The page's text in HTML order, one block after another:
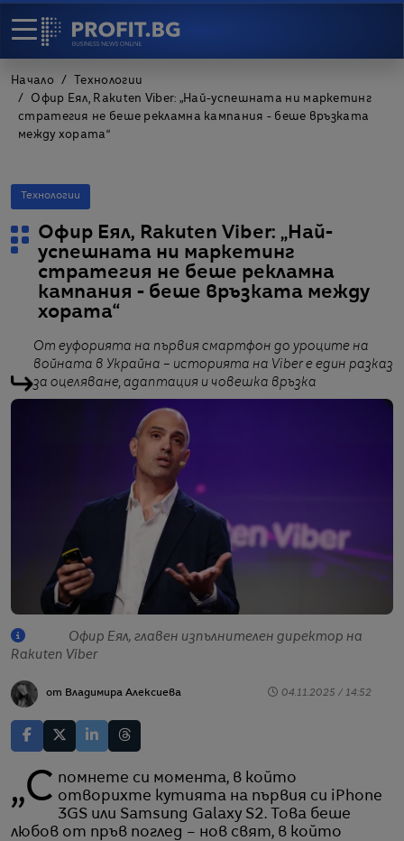
Начало
Технологии
Офир Еял, Rakuten Viber: „Най-успешната ни маркетинг
стратегия не беше рекламна кампания - беше връзката
между хората“
Технологии
Офир Еял, Rakuten Viber: „Най-
успешната ни маркетинг
стратегия не беше рекламна
кампания - беше връзката между
хората“
От еуфорията на първия смартфон до уроците на
войната в Украйна – историята на Viber е един разказ
за оцеляване, адаптация и човешка връзка
Офир Еял, главен изпълнителен директор на
Rakuten Viber
от Владимира Алексиева 04.11.2025 / 14:52
„Спомнете си момента, в който отворихте кутията на първия си iPhone
3GS или Samsung Galaxy S2. Това беше
любов от пръв поглед – нов свят, в който